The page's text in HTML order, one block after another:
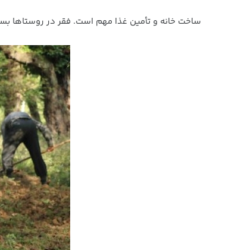
ساخت خانه و تأمین غذا مهم است. فقر در روستاها